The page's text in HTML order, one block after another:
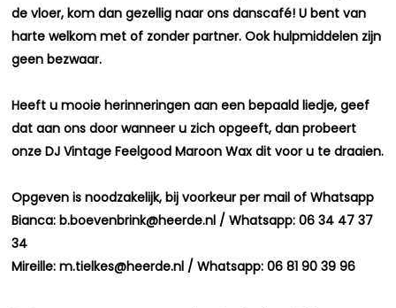
de vloer, kom dan gezellig naar ons danscafé! U bent van
harte welkom met of zonder partner. Ook hulpmiddelen zijn
geen bezwaar.
Heeft u mooie herinneringen aan een bepaald liedje, geef
dat aan ons door wanneer u zich opgeeft, dan probeert
onze DJ Vintage Feelgood Maroon Wax dit voor u te draaien.
Opgeven is noodzakelijk, bij voorkeur per mail of Whatsapp
Bianca: b.boevenbrink@heerde.nl / Whatsapp: 06 34 47 37
34
Mireille: m.tielkes@heerde.nl / Whatsapp: 06 81 90 39 96